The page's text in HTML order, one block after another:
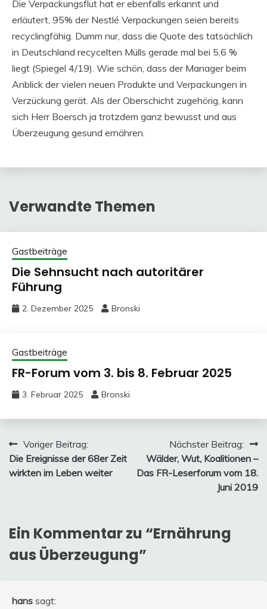
Die Verpackungsflut hat er ebenfalls erkannt und
erläutert, 95% der Nestlé Verpackungen seien bereits
recyclingfähig. Dumm nur, dass die Quote des tatsächlich
in Deutschland recycelten Mülls gerade mal bei 5,6 %
liegt (Spiegel 4/19). Wie schön, dass der Manager beim
Anblick der vielen neuen Produkte und Verpackungen in
Verzückung gerät. Als der Oberschicht zugehörig, kann
sich Herr Boersch ja trotzdem ganz bewusst und aus
Überzeugung gesund ernähren.
Verwandte Themen
Gastbeiträge
Die Sehnsucht nach autoritärer
Führung
2. Dezember 2025 Bronski
Gastbeiträge
FR-Forum vom 3. bis 8. Februar 2025
3. Februar 2025 Bronski
Beitragsnavigation
Voriger Beitrag:
Die Ereignisse der 68er Zeit
wirkten im Leben weiter
Nächster Beitrag:
Wälder, Wut, Koalitionen –
Das FR-Leserforum vom 18.
Juni 2019
Ein Kommentar zu “Ernährung
aus Überzeugung”
hans sagt: